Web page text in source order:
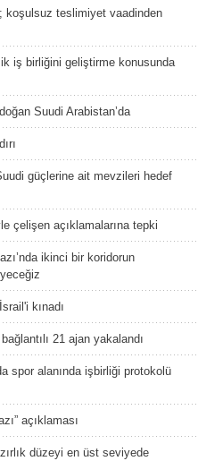
koşulsuz teslimiyet vaadinden
iş birliğini geliştirme konusunda
Suudi Arabistan’da
güçlerine ait mevzileri hedef
çelişen açıklamalarına tepki
ikinci bir koridorun
kınadı
21 ajan yakalandı
spor alanında işbirliği protokolü
açıklaması
düzeyi en üst seviyede